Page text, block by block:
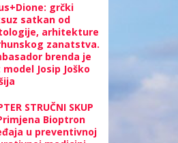
grčki
satkan od
arhitekture
zanatstva.
brenda je
Josip Joško
STRUČNI SKUP
Bioptron
u preventivnoj